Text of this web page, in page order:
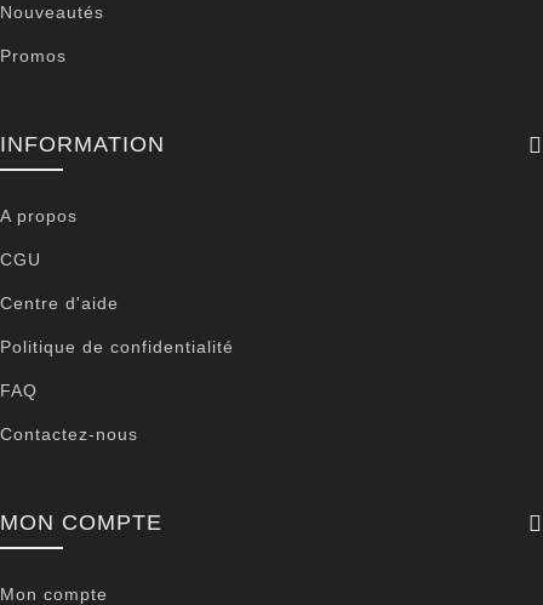
Nouveautés
Promos
INFORMATION
A propos
CGU
Centre d'aide
Politique de confidentialité
FAQ
Contactez-nous
MON COMPTE
Mon compte